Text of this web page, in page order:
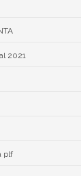
2021
plf